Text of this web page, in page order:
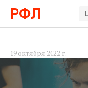
РФЛ
19 октября 2022 г.